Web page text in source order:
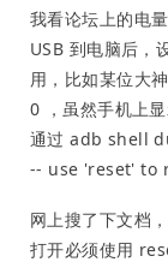
我看论坛上的电
USB 到电脑后，
用，比如某位大
0 ，虽然手机上
通过 adb shell
-- use 'reset' to
网上搜了下文档
打开必须使用